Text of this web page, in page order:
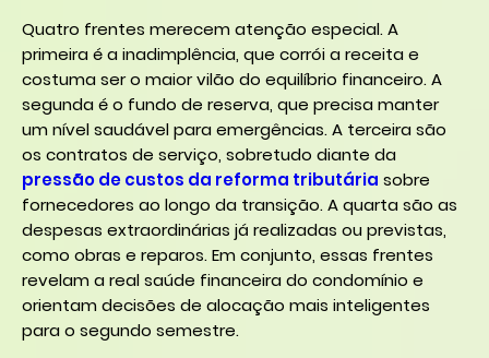
Quatro frentes merecem atenção especial. A
primeira é a inadimplência, que corrói a receita e
costuma ser o maior vilão do equilíbrio financeiro. A
segunda é o fundo de reserva, que precisa manter
um nível saudável para emergências. A terceira são
os contratos de serviço, sobretudo diante da
pressão de custos da reforma tributária sobre
fornecedores ao longo da transição. A quarta são as
despesas extraordinárias já realizadas ou previstas,
como obras e reparos. Em conjunto, essas frentes
revelam a real saúde financeira do condomínio e
orientam decisões de alocação mais inteligentes
para o segundo semestre.